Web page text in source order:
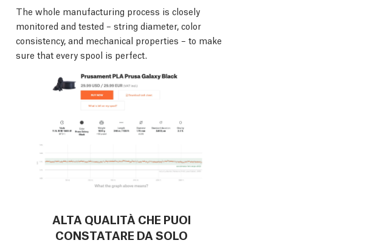
The whole manufacturing process is closely
monitored and tested – string diameter, color
consistency, and mechanical properties – to make
sure that every spool is perfect.
ALTA QUALITÀ CHE PUOI
CONSTATARE DA SOLO